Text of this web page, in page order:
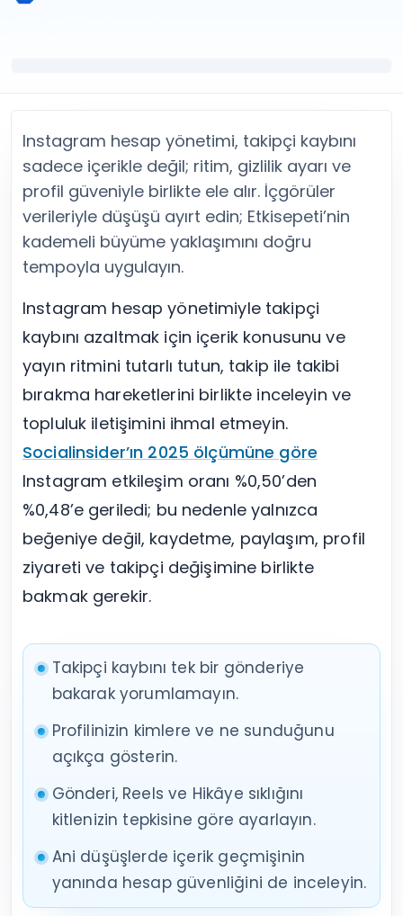
Tümünü Gör
YouTube
YouTube Abone Satın Al
YouTube Beğeni Satın Al
YouTube İzlenme Satın Al
YouTube Yorum Satın Al
Tümünü Gör
Facebook
Facebook Beğeni Satın Al
Facebook Takipçi Satın Al
Facebook Yorum Satın Al
Facebook Video İzlenme Satın Al
Tümünü Gör
Facebook Araçları
LinkedIn Araçları
Spotify Araçları
Telegram Araçları
Twitch Araçları
SoundCloud Araçları
Snapchat Araçları
Tümünü Gör
Instagram hesap yönetimi, takipçi kaybını
sadece içerikle değil; ritim, gizlilik ayarı ve
profil güveniyle birlikte ele alır. İçgörüler
verileriyle düşüşü ayırt edin; Etkisepeti’nin
kademeli büyüme yaklaşımını doğru
tempoyla uygulayın.
Instagram hesap yönetimiyle takipçi
kaybını azaltmak için içerik konusunu ve
yayın ritmini tutarlı tutun, takip ile takibi
bırakma hareketlerini birlikte inceleyin ve
topluluk iletişimini ihmal etmeyin.
Socialinsider’ın 2025 ölçümüne göre
Instagram etkileşim oranı %0,50’den
%0,48’e geriledi; bu nedenle yalnızca
beğeniye değil, kaydetme, paylaşım, profil
ziyareti ve takipçi değişimine birlikte
bakmak gerekir.
Takipçi kaybını tek bir gönderiye
bakarak yorumlamayın.
Profilinizin kimlere ve ne sunduğunu
açıkça gösterin.
Gönderi, Reels ve Hikâye sıklığını
kitlenizin tepkisine göre ayarlayın.
Ani düşüşlerde içerik geçmişinin
yanında hesap güvenliğini de inceleyin.